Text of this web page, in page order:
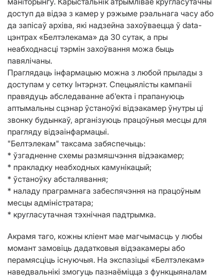
доступ да відэа з камер у рэжыме рэальнага часу або
да запісаў архіва, які надзейна захоўваецца ў data-
цэнтрах «Белтэлекама» да 30 сутак, а пры
неабходнасці тэрмін захоўвання можа быць
павялічаны.
Праглядаць інфармацыю можна з любой прылады з
доступам у сетку Інтэрнэт. Спецыялісты кампаніі
правядуць абследаванне аб'екта і прапануюць
аптымальны сцэнар ўстаноўкі відэакамер ўнутры ці
звонку будынкаў, арганізуюць працоўныя месцы для
прагляду відэаінфармацыі.
"Белтэлекам" таксама забяспечыць:
* ўзгадненне схемы размяшчэння відэакамер;
* пракладку неабходных камунікацый;
* ўстаноўку абсталявання;
* наладу праграмнага забеспячэння на працоўным
месцы адміністратара;
* кругласутачная тэхнічная падтрымка.
Акрамя таго, кожны кліент мае магчымасць у любы
момант замовіць дадатковыя відэакамеры або
перамясціць існуючыя. На экспазіцыі «Белтэлекам»
наведвальнікі змогуць пазнаёміцца з функцыяналам